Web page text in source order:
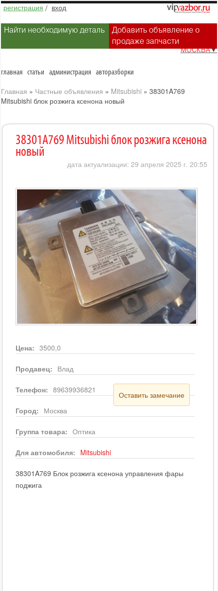
регистрация / вход
Найти необходимую деталь
Добавить объявление о
продаже запчасти
МОСКВА▼
главная статьи администрация авторазборки
Главная » Частные объявления » Mitsubishi » 38301A769
Mitsubishi блок розжига ксенона новый
38301A769 Mitsubishi блок розжига ксенона
новый
дата актуализации: 29 апреля 2025 г. 20:55
Цена: 3500,0
Продавец: Влад
Телефон: 89639936821
Оставить замечание
Город: Москва
Группа товара: Оптика
Для автомобиля: Mitsubishi
38301A769 Блок розжига ксенона управления фары
поджига